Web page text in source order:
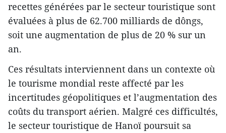
recettes générées par le secteur touristique sont
évaluées à plus de 62.700 milliards de dôngs,
soit une augmentation de plus de 20 % sur un
an.
Ces résultats interviennent dans un contexte où
le tourisme mondial reste affecté par les
incertitudes géopolitiques et l’augmentation des
coûts du transport aérien. Malgré ces difficultés,
le secteur touristique de Hanoï poursuit sa